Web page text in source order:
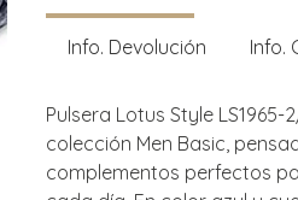
Info. Devolución Info.
Pulsera Lotus Style
colección Men Basic,
complementos perfectos